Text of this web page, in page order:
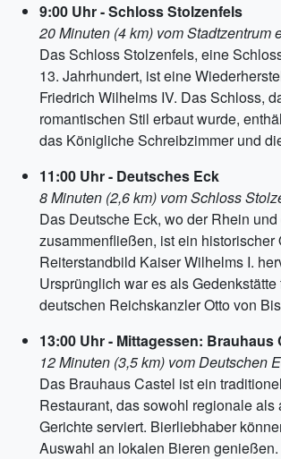
9:00 Uhr - Schloss Stolzenfels
20 Minuten (4 km) vom Stadtzentrum
Das Schloss Stolzenfels, eine
13. Jahrhundert, ist eine
Friedrich Wilhelms IV. Das Schloss,
romantischen Stil erbaut wurde,
das Königliche Schreibzimmer und
11:00 Uhr - Deutsches Eck
8 Minuten (2,6 km) vom Schloss
Das Deutsche Eck, wo der Rhein
zusammenfließen, ist ein historischer
Reiterstandbild Kaiser Wilhelms I.
Ursprünglich war es als Gedenkstätte
deutschen Reichskanzler Otto von
13:00 Uhr - Mittagessen: Brauhaus
12 Minuten (3,5 km) vom Deutschen
Das Brauhaus Castel ist ein
Restaurant, das sowohl regionale
Gerichte serviert. Bierliebhaber
Auswahl an lokalen Bieren genießen.